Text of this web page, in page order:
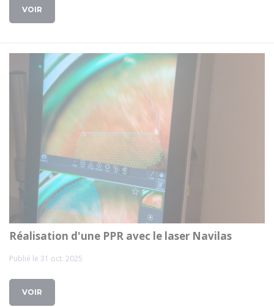
VOIR
Réalisation d'une PPR avec le laser Navilas
Publié le 31 oct. 2025
VOIR